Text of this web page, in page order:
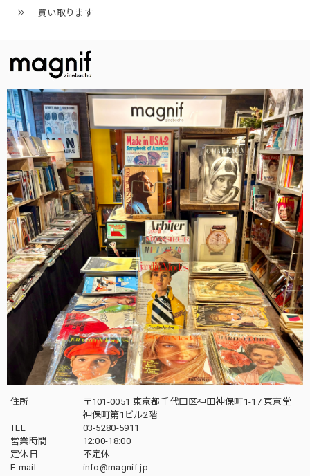
買い取ります
住所
〒101-0051 東京都千代田区神田神保町1-17 東京堂
神保町第1ビル2階
TEL
03-5280-5911
営業時間
12:00-18:00
定休日
不定休
E-mail
info@magnif.jp